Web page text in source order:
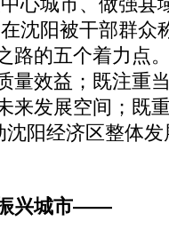
沈阳被干部群众
路的五个着力点
量效益；既注重
来发展空间；既
沈阳经济区整体
兴城市——